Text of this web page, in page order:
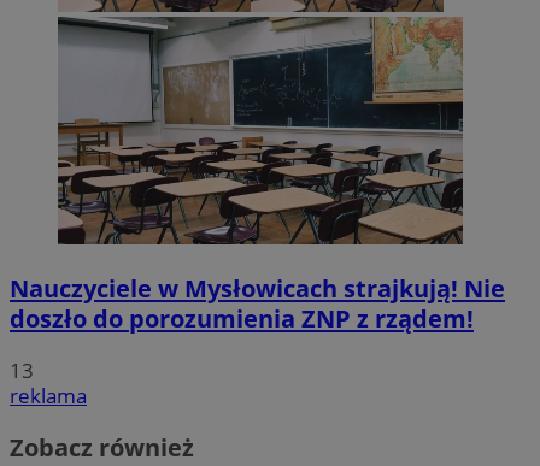
Nauczyciele w Mysłowicach strajkują! Nie
doszło do porozumienia ZNP z rządem!
13
reklama
Zobacz również